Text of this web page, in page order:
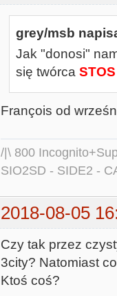
grey/msb
Jak "donosi"
się twórca
François od
/|\ 800
SIO2SD - SIDE2 -
2018-08-05
Czy tak przez
3city? Natomiast
Ktoś coś?